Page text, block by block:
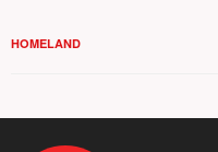
HOMELAND